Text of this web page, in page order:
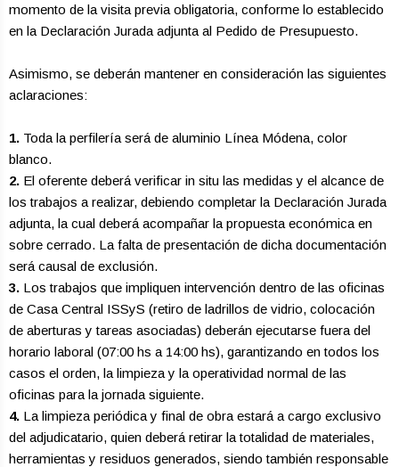
momento de la visita previa obligatoria, conforme lo establecido
en la Declaración Jurada adjunta al Pedido de Presupuesto.
Asimismo, se deberán mantener en consideración las siguientes
aclaraciones:
1. Toda la perfilería será de aluminio Línea Módena, color
blanco.
2. El oferente deberá verificar in situ las medidas y el alcance de
los trabajos a realizar, debiendo completar la Declaración Jurada
adjunta, la cual deberá acompañar la propuesta económica en
sobre cerrado. La falta de presentación de dicha documentación
será causal de exclusión.
3. Los trabajos que impliquen intervención dentro de las oficinas
de Casa Central ISSyS (retiro de ladrillos de vidrio, colocación
de aberturas y tareas asociadas) deberán ejecutarse fuera del
horario laboral (07:00 hs a 14:00 hs), garantizando en todos los
casos el orden, la limpieza y la operatividad normal de las
oficinas para la jornada siguiente.
4. La limpieza periódica y final de obra estará a cargo exclusivo
del adjudicatario, quien deberá retirar la totalidad de materiales,
herramientas y residuos generados, siendo también responsable